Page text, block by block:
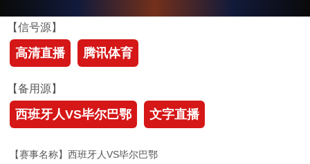
【信号源】
高清直播 腾讯体育
【备用源】
西班牙人VS毕尔巴鄂 文字直播
【赛事名称】西班牙人VS毕尔巴鄂